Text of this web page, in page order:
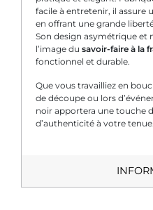
facile à entretenir, il
en offrant une grande
Son design asymétrique et
l’image du savoir-faire à la
fonctionnel et durable.
Que vous travailliez en
de découpe ou lors
noir apportera une touche
d’authenticité à votre tenue.